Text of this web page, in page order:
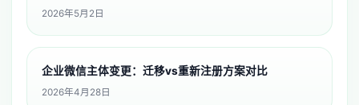
2026年5月2日
企业微信主体变更：迁移vs重新注册方案对比
2026年4月28日